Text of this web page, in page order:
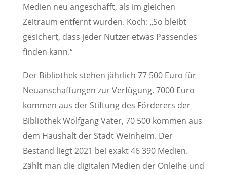
Medien neu angeschafft, als im gleichen
Zeitraum entfernt wurden. Koch: „So bleibt
gesichert, dass jeder Nutzer etwas Passendes
finden kann.“
Der Bibliothek stehen jährlich 77 500 Euro für
Neuanschaffungen zur Verfügung. 7000 Euro
kommen aus der Stiftung des Förderers der
Bibliothek Wolfgang Vater, 70 500 kommen aus
dem Haushalt der Stadt Weinheim. Der
Bestand liegt 2021 bei exakt 46 390 Medien.
Zählt man die digitalen Medien der Onleihe und